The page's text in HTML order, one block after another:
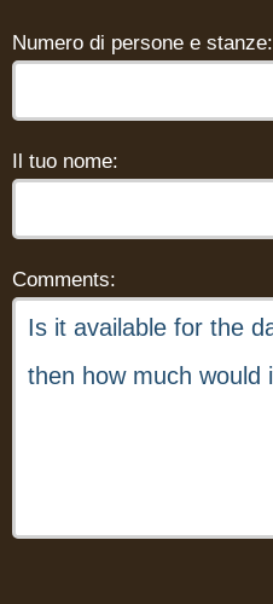
Numero di persone e stanze:
Il tuo nome:
Comments: